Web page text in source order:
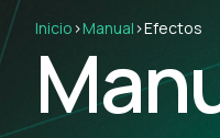
Inicio ›Manual ›Efectos